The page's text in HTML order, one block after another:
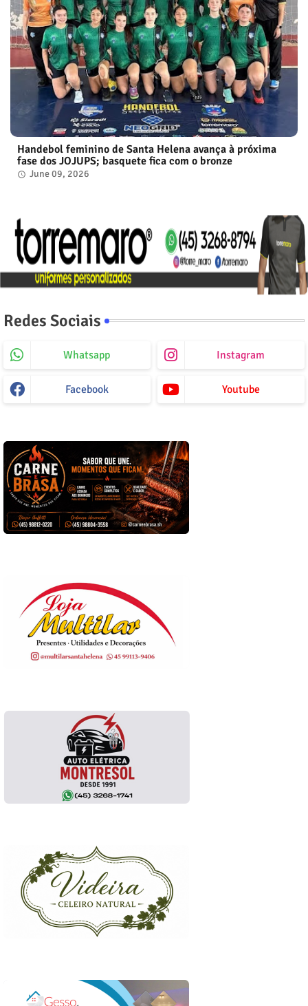
Handebol feminino de Santa Helena avança à próxima
fase dos JOJUPS; basquete fica com o bronze
June 09, 2026
Redes Sociais
Whatsapp Instagram
Facebook Youtube